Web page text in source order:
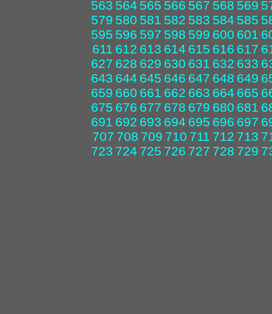
563 564 565 566 567 568 569
579 580 581 582 583 584 585
595 596 597 598 599 600 601
611 612 613 614 615 616 617
627 628 629 630 631 632 633
643 644 645 646 647 648 649
659 660 661 662 663 664 665
675 676 677 678 679 680 681
691 692 693 694 695 696 697
707 708 709 710 711 712 713
723 724 725 726 727 728 729